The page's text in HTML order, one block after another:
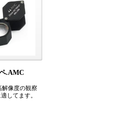
.AMC
像度の観察
してます。